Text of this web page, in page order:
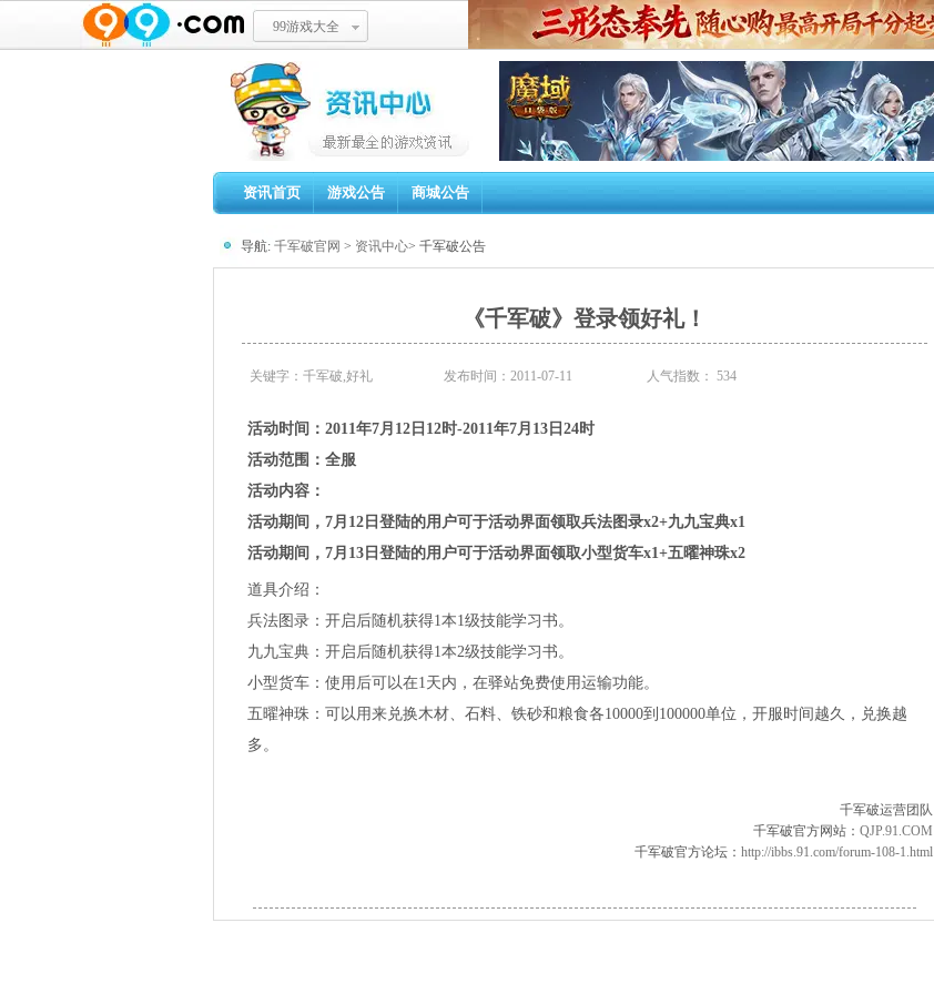
99游戏大全
资讯首页 游戏公告 商城公告
导航: 千军破官网 > 资讯中心> 千军破公告
《千军破》登录领好礼！
关键字：千军破,好礼 发布时间：2011-07-11 人气指数： 534
活动时间：2011年7月12日12时-2011年7月13日24时
活动范围：全服
活动内容：
活动期间，7月12日登陆的用户可于活动界面领取兵法图录x2+九九宝典x1
活动期间，7月13日登陆的用户可于活动界面领取小型货车x1+五曜神珠x2
道具介绍：
兵法图录：开启后随机获得1本1级技能学习书。
九九宝典：开启后随机获得1本2级技能学习书。
小型货车：使用后可以在1天内，在驿站免费使用运输功能。
五曜神珠：可以用来兑换木材、石料、铁砂和粮食各10000到100000单位，开服时间越久，兑换越
多。
千军破运营团队
千军破官方网站： QJP.91.COM
千军破官方论坛： http://ibbs.91.com/forum-108-1.html